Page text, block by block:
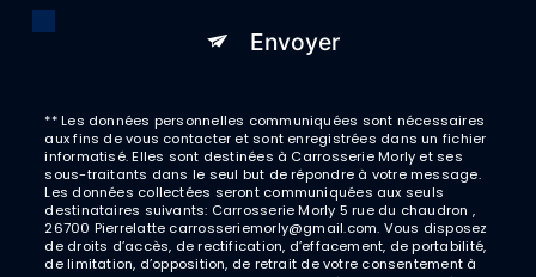
Envoyer
** Les données personnelles communiquées sont nécessaires
aux fins de vous contacter et sont enregistrées dans un fichier
informatisé. Elles sont destinées à Carrosserie Morly et ses
sous-traitants dans le seul but de répondre à votre message.
Les données collectées seront communiquées aux seuls
destinataires suivants: Carrosserie Morly 5 rue du chaudron ,
26700 Pierrelatte carrosseriemorly@gmail.com. Vous disposez
de droits d’accès, de rectification, d’effacement, de portabilité,
de limitation, d’opposition, de retrait de votre consentement à